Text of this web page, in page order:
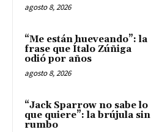
agosto 8, 2026
“Me están hueveando”: la
frase que Ítalo Zúñiga
odió por años
agosto 8, 2026
“Jack Sparrow no sabe lo
que quiere”: la brújula sin
rumbo